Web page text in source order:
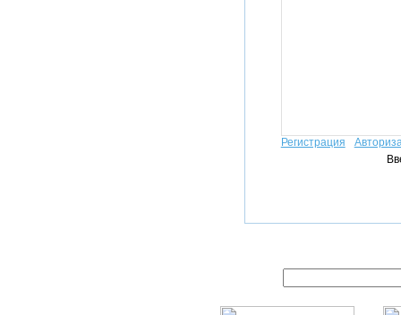
Регистрация